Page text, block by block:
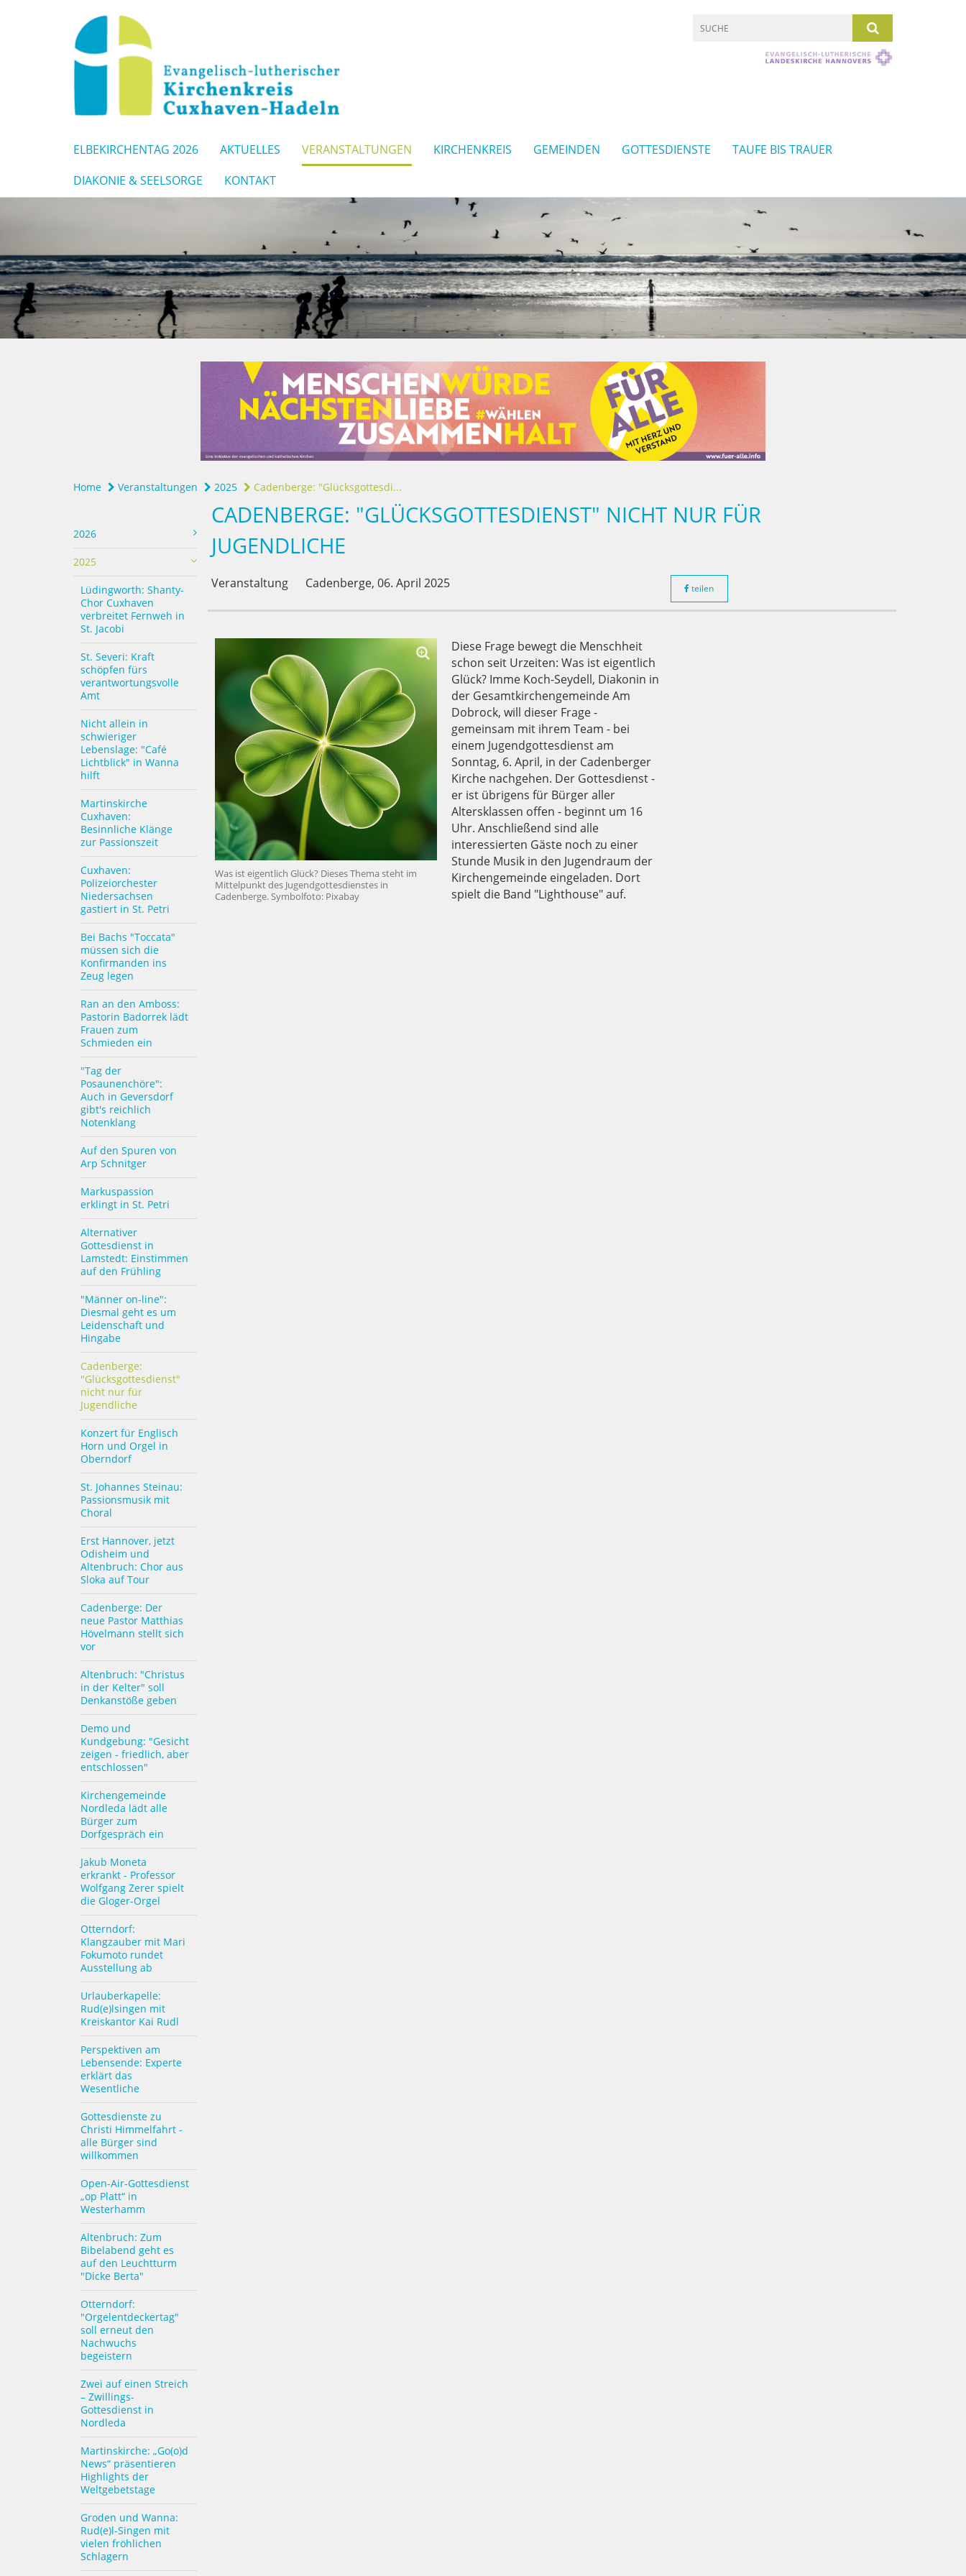
ELBEKIRCHENTAG 2026 AKTUELLES VERANSTALTUNGEN KIRCHENKREIS GEMEINDEN GOTTESDIENSTE
TAUFE BIS TRAUER
DIAKONIE & SEELSORGE
KONTAKT
Home Veranstaltungen 2025 Cadenberge: "Glücksgottesdi...
2026
2025
Lüdingworth: Shanty-
Chor Cuxhaven
verbreitet Fernweh in
St. Jacobi
St. Severi: Kraft
schöpfen fürs
verantwortungsvolle
Amt
Nicht allein in
schwieriger
Lebenslage: "Café
Lichtblick" in Wanna
hilft
Martinskirche
Cuxhaven:
Besinnliche Klänge
zur Passionszeit
Cuxhaven:
Polizeiorchester
Niedersachsen
gastiert in St. Petri
Bei Bachs "Toccata"
müssen sich die
Konfirmanden ins
Zeug legen
Ran an den Amboss:
Pastorin Badorrek lädt
Frauen zum
Schmieden ein
"Tag der
Posaunenchöre":
Auch in Geversdorf
gibt's reichlich
Notenklang
Auf den Spuren von
Arp Schnitger
Markuspassion
erklingt in St. Petri
Alternativer
Gottesdienst in
Lamstedt: Einstimmen
auf den Frühling
"Männer on-line":
Diesmal geht es um
Leidenschaft und
Hingabe
Cadenberge:
"Glücksgottesdienst"
nicht nur für
Jugendliche
Konzert für Englisch
Horn und Orgel in
Oberndorf
St. Johannes Steinau:
Passionsmusik mit
Choral
Erst Hannover, jetzt
Odisheim und
Altenbruch: Chor aus
Sloka auf Tour
Cadenberge: Der
neue Pastor Matthias
Hövelmann stellt sich
vor
Altenbruch: "Christus
in der Kelter" soll
Denkanstöße geben
Demo und
Kundgebung: "Gesicht
zeigen - friedlich, aber
entschlossen"
Kirchengemeinde
Nordleda lädt alle
Bürger zum
Dorfgespräch ein
Jakub Moneta
erkrankt - Professor
Wolfgang Zerer spielt
die Gloger-Orgel
Otterndorf:
Klangzauber mit Mari
Fokumoto rundet
Ausstellung ab
Urlauberkapelle:
Rud(e)lsingen mit
Kreiskantor Kai Rudl
Perspektiven am
Lebensende: Experte
erklärt das
Wesentliche
Gottesdienste zu
Christi Himmelfahrt -
alle Bürger sind
willkommen
Open-Air-Gottesdienst
„op Platt“ in
Westerhamm
Altenbruch: Zum
Bibelabend geht es
auf den Leuchtturm
"Dicke Berta"
Otterndorf:
"Orgelentdeckertag"
soll erneut den
Nachwuchs
begeistern
Zwei auf einen Streich
– Zwillings-
Gottesdienst in
Nordleda
Martinskirche: „Go(o)d
News“ präsentieren
Highlights der
Weltgebetstage
Groden und Wanna:
Rud(e)l-Singen mit
vielen fröhlichen
Schlagern
CADENBERGE: "GLÜCKSGOTTESDIENST" NICHT NUR FÜR
JUGENDLICHE
Veranstaltung Cadenberge, 06. April 2025 teilen
Was ist eigentlich Glück? Dieses Thema steht im
Mittelpunkt des Jugendgottesdienstes in
Cadenberge. Symbolfoto: Pixabay
Diese Frage bewegt die Menschheit
schon seit Urzeiten: Was ist eigentlich
Glück? Imme Koch-Seydell, Diakonin in
der Gesamtkirchengemeinde Am
Dobrock, will dieser Frage -
gemeinsam mit ihrem Team - bei
einem Jugendgottesdienst am
Sonntag, 6. April, in der Cadenberger
Kirche nachgehen. Der Gottesdienst -
er ist übrigens für Bürger aller
Altersklassen offen - beginnt um 16
Uhr. Anschließend sind alle
interessierten Gäste noch zu einer
Stunde Musik in den Jugendraum der
Kirchengemeinde eingeladen. Dort
spielt die Band "Lighthouse" auf.